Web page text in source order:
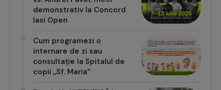
demonstrativ la Concord
Iasi Open
Cum programezi o
internare de zi sau
consultație la Spitalul de
copii „Sf. Maria”